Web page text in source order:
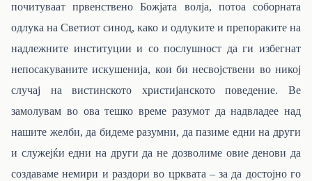
почитуваат првенствено Божјата волја, потоа соборната
одлука на Светиот синод, како и одлуките и препораките на
надлежните институции и со послушност да ги избегнат
непосакуваните искушенија, кои би несвојствени во никој
случај на вистинското христијанското поведение. Ве
замолувам во ова тешко време разумот да надвладее над
нашите желби, да бидеме разумни, да пазиме едни на други
и служејќи едни на други да не дозволиме овие денови да
создаваме немири и раздори во црквата – за да достојно го